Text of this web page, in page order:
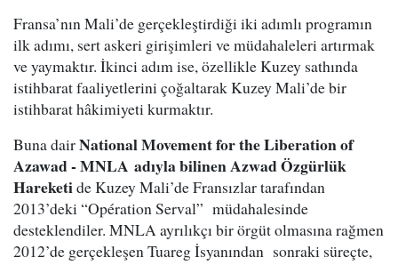
Fransa’nın Mali’de gerçekleştirdiği iki adımlı programın
ilk adımı, sert askeri girişimleri ve müdahaleleri artırmak
ve yaymaktır. İkinci adım ise, özellikle Kuzey sathında
istihbarat faaliyetlerini çoğaltarak Kuzey Mali’de bir
istihbarat hâkimiyeti kurmaktır.
Buna dairNational Movement for the Liberation of
Azawad - MNLA adıyla bilinen Azwad Özgürlük
Hareketide Kuzey Mali’de Fransızlar tarafından
2013’deki “Opération Serval” müdahalesinde
desteklendiler. MNLA ayrılıkçı bir örgüt olmasına rağmen
2012’de gerçekleşen Tuareg İsyanından sonraki süreçte,